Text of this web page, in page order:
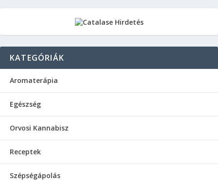
KATEGÓRIÁK
Aromaterápia
Egészség
Orvosi Kannabisz
Receptek
Szépségápolás